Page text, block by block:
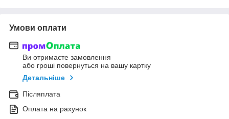
Умови оплати
Ви отримаєте замовлення
або гроші повернуться на вашу картку
Детальніше
Післяплата
Оплата на рахунок